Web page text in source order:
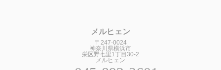
メルヒェン
〒247-0024
神奈川県横浜市
栄区野七里1丁目30-2
メルヒェン